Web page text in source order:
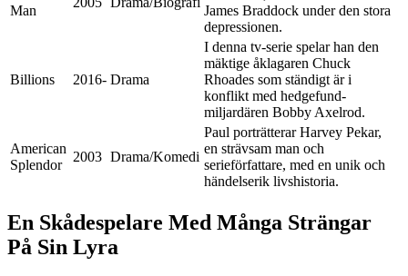
Man
James Braddock under den stora
depressionen.
Billions 2016- Drama
I denna tv-serie spelar han den
mäktige åklagaren Chuck
Rhoades som ständigt är i
konflikt med hedgefund-
miljardären Bobby Axelrod.
American
Splendor
2003 Drama/Komedi
Paul porträtterar Harvey Pekar,
en strävsam man och
serieförfattare, med en unik och
händelserik livshistoria.
En Skådespelare Med Många Strängar
På Sin Lyra